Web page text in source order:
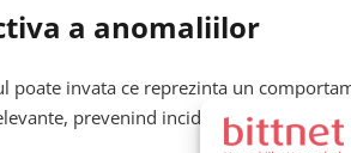
a anomaliilor
poate invata ce reprezinta un
prevenind incidente inainte ca